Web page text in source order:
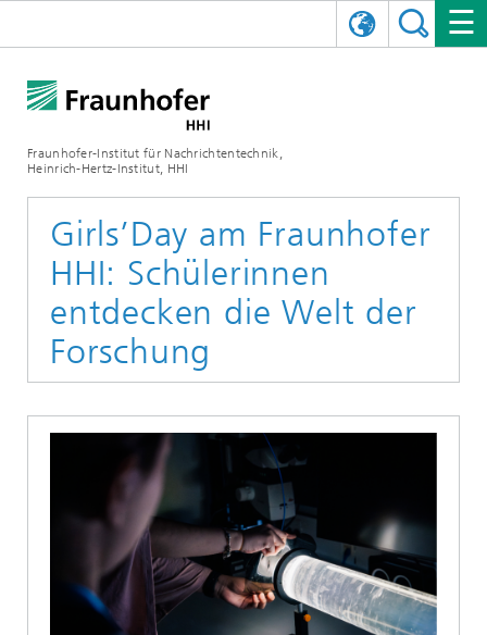
Fraunhofer-Institut für Nachrichtentechnik,
Heinrich-Hertz-Institut, HHI
Organisationsplan
Forschungsbereiche
Kommunikation & Netze
Photonische Komponenten & Systeme
Kooperationen
Forschungsfabrik Mikroelektronik Deutschland (FMD)
Geschichte des HHI
Mobilität
Kompression
Multimedia
5G, Fiber and Beyond
Künstliche Intelligenz
Medizintechnik
Videokommunikation und Applikationen
Vision and Imaging Technologies
Künstliche Intelligenz
KOMMUNIKATION & NETZE
Drahtlose Kommunikation und Netze
Photonische Netze und Systeme
PHOTONISCHE KOMPONENTEN & SYSTEME
Hybride Integration und Sensorik
Technologie und Infrastruktur
Faseroptische Sensorsysteme
NACHRICHTEN
2025
PRESSEMITTEILUNGEN
JAHRESBERICHTE
VERANSTALTUNGEN
SCIENCE TECH SPACE
KARRIERE
WEITERE INFOS ZUM FRAUNHOFER HHI ALS ARBEITGEBER
AUSZEICHNUNGEN
Girls’Day am Fraunhofer
HHI: Schülerinnen
entdecken die Welt der
Forschung